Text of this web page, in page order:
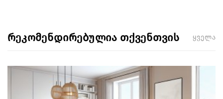
რეკომენდირებულია თქვენთვის ყველა